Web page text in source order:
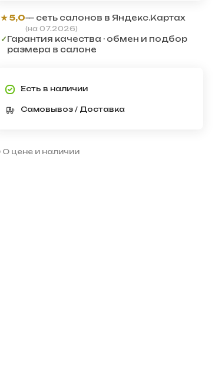
★ 5,0— сеть салонов в Яндекс.Картах
(на 07.2026)
✓Гарантия качества · обмен и подбор
размера в салоне
Есть в наличии
Самовывоз / Доставка
О цене и наличии